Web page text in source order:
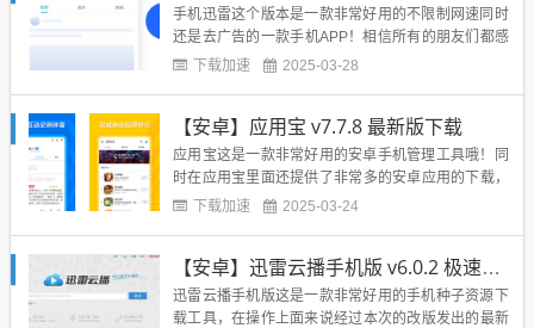
龟加速器解决掉哦，最后喜...
手机迅雷这个版本是一款非常好用的不限制网速同时
还是去广告的一款手机APP！相信所有的朋友们都感
受到迅雷普通版本的苦恼，它的功能虽然说也是很强
让你的网速得到提升，下载速度慢的像乌龟，这个版
本的就是非常好用的...
下载加速 2025-03-28
【安卓】应用宝 v7.7.8 最新版下载
应用宝这是一款非常好用的安卓手机管理工具哦！同
时在应用宝里面还提供了非常多的安卓应用的下载，
有很多的小伙伴使用的电话卡是大王卡的时候，这款
行手机的清理功能，帮助您把您的手机清理的更加干
净，用起来更加的舒畅，最...
下载加速 2025-03-24
【安卓】迅雷云播手机版 v6.0.2 极速迅雷云播
迅雷云播手机版这是一款非常好用的手机种子资源下
载工具，在操作上面来说经过本次的改版发出的最新